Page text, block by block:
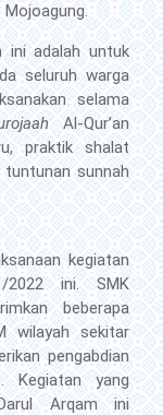
adalah untuk
seluruh warga
selama
Al-Qur’an
praktik shalat
sunnah
kegiatan
2022 ini. SMK
beberapa
wilayah sekitar
pengabdian
Kegiatan yang
Arqam ini